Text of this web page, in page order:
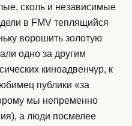
сколь и независимые
в FMV теплящийся
ворошить золотую
одно за другим
киноадвенчур, к
публики «за
мы непременно
а люди посмелее